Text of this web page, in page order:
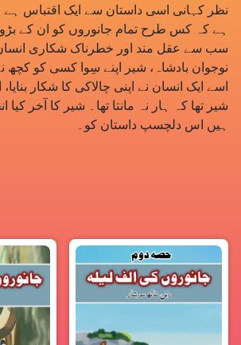
نظر کہانی اسی داستان سے ایک اقتباس
ہے کہ کس طرح تمام جانوروں کو ان کے
سب سے عقل مند اور خطرناک شکاری
نوجوان بادشاہ، شیر اپنے سِوا کسی کو کچھ
اسے ایک انسان نے اپنی چالاکی کا شکار
شیر تھا کہ ہار نہ مانتا تھا۔ شیر کا آخر کیا
ہیں اس دلچسپ داستان کو۔